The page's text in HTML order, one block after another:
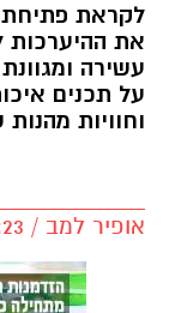
לקראת פתיחת
את ההיערכות
עשירה
על תכנים
וחוויות
אופיר למב / 09:23 04.06.26